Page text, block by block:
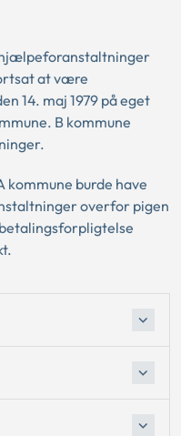
at være
14. maj 1979 på eget
B kommune
burde have
overfor pigen